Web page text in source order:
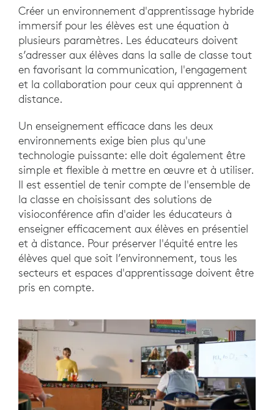
Créer un environnement d'apprentissage hybride
immersif pour les élèves est une équation à
plusieurs paramètres. Les éducateurs doivent
s’adresser aux élèves dans la salle de classe tout
en favorisant la communication, l'engagement
et la collaboration pour ceux qui apprennent à
distance.
Un enseignement efficace dans les deux
environnements exige bien plus qu'une
technologie puissante: elle doit également être
simple et flexible à mettre en œuvre et à utiliser.
Il est essentiel de tenir compte de l'ensemble de
la classe en choisissant des solutions de
visioconférence afin d'aider les éducateurs à
enseigner efficacement aux élèves en présentiel
et à distance. Pour préserver l'équité entre les
élèves quel que soit l’environnement, tous les
secteurs et espaces d'apprentissage doivent être
pris en compte.